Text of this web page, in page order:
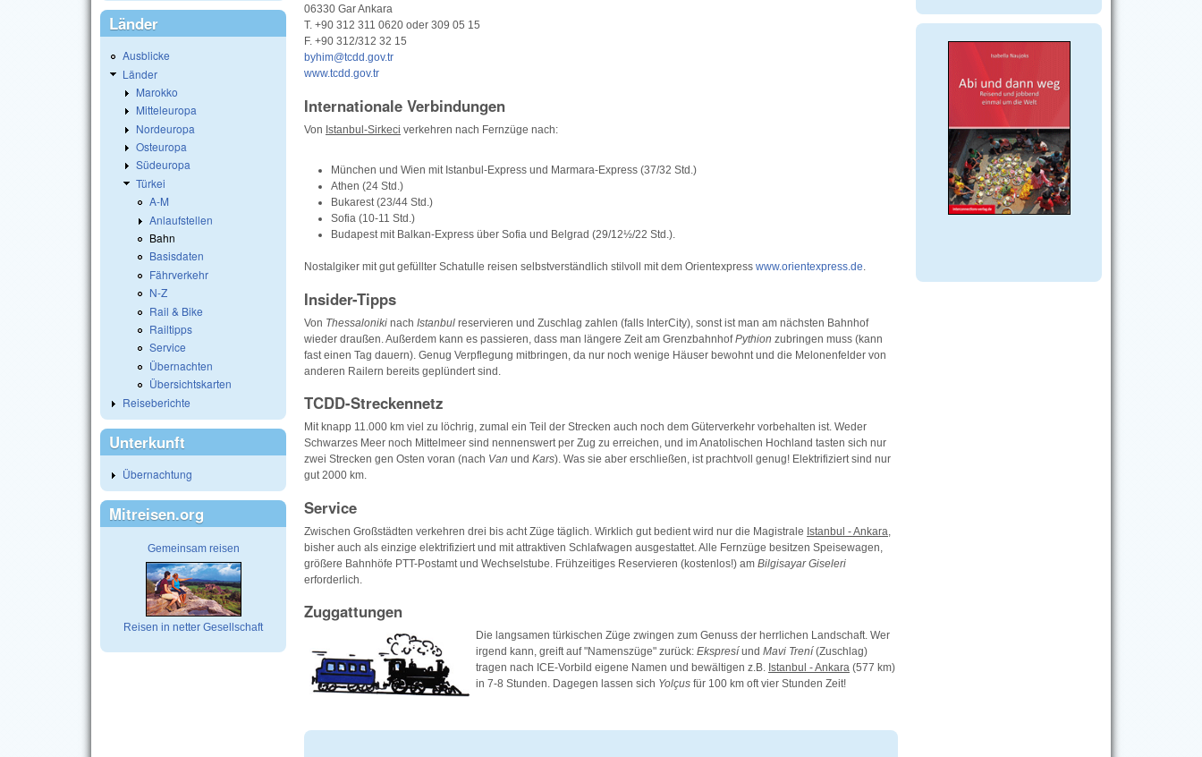
06330 Gar Ankara
T. +90 312 311 0620 oder 309 05 15
F. +90 312/312 32 15
byhim@tcdd.gov.tr
www.tcdd.gov.tr
Internationale Verbindungen
Von Istanbul-Sirkeci verkehren nach Fernzüge nach:
München und Wien mit Istanbul-Express und Marmara-Express (37/32 Std.)
Athen (24 Std.)
Bukarest (23/44 Std.)
Sofia (10-11 Std.)
Budapest mit Balkan-Express über Sofia und Belgrad (29/12½/22 Std.).
Nostalgiker mit gut gefüllter Schatulle reisen selbstverständlich stilvoll mit dem Orientexpress www.orientexpress.de.
Insider-Tipps
Von Thessaloniki nach Istanbul reservieren und Zuschlag zahlen (falls InterCity), sonst ist man am nächsten Bahnhof
wieder draußen. Außerdem kann es passieren, dass man längere Zeit am GrenzbahnhofPythion zubringen muss (kann
fast einen Tag dauern). Genug Verpflegung mitbringen, da nur noch wenige Häuser bewohnt und die Melonenfelder von
anderen Railern bereits geplündert sind.
TCDD-Streckennetz
Mit knapp 11.000 km viel zu löchrig, zumal ein Teil der Strecken auch noch dem Güterverkehr vorbehalten ist. Weder
Schwarzes Meer noch Mittelmeer sind nennenswert per Zug zu erreichen, und im Anatolischen Hochland tasten sich nur
zwei Strecken gen Osten voran (nach Van und Kars). Was sie aber erschließen, ist prachtvoll genug! Elektrifiziert sind nur
gut 2000 km.
Service
Zwischen Großstädten verkehren drei bis acht Züge täglich. Wirklich gut bedient wird nur die Magistrale Istanbul - Ankara
bisher auch als einzige elektrifiziert und mit attraktiven Schlafwagen ausgestattet. Alle Fernzüge besitzen Speisewagen,
größere Bahnhöfe PTT-Postamt und Wechselstube. Frühzeitiges Reservieren (kostenlos!) am Bilgisayar Giseleri
erforderlich.
Zuggattungen
Die langsamen türkischen Züge zwingen zum Genuss der herrlichen Landschaft. Wer
irgend kann, greift auf "Namenszüge" zurück: Ekspresí und Mavi Trení (Zuschlag)
tragen nach ICE-Vorbild eigene Namen und bewältigen z.B. Istanbul - Ankara (577 km)
in 7-8 Stunden. Dagegen lassen sich Yolçus für 100 km oft vier Stunden Zeit!
Länder
Ausblicke
Länder
Marokko
Mitteleuropa
Nordeuropa
Osteuropa
Südeuropa
Türkei
A-M
Anlaufstellen
Bahn
Basisdaten
Fährverkehr
N-Z
Rail & Bike
Railtipps
Service
Übernachten
Übersichtskarten
Reiseberichte
Unterkunft
Übernachtung
Mitreisen.org
Gemeinsam reisen
Reisen in netter Gesellschaft